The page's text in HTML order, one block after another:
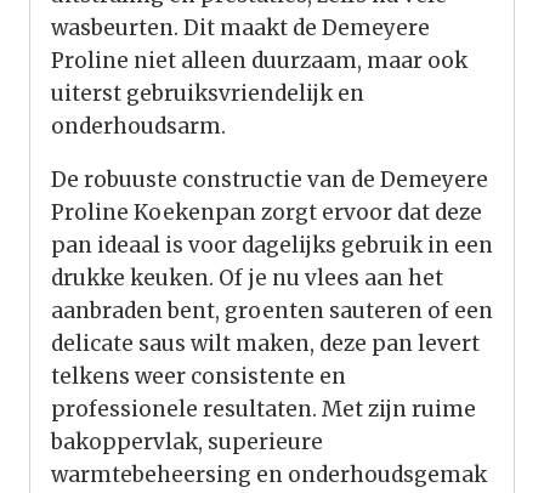
wasbeurten. Dit maakt de Demeyere
Proline niet alleen duurzaam, maar ook
uiterst gebruiksvriendelijk en
onderhoudsarm.
De robuuste constructie van de Demeyere
Proline Koekenpan zorgt ervoor dat deze
pan ideaal is voor dagelijks gebruik in een
drukke keuken. Of je nu vlees aan het
aanbraden bent, groenten sauteren of een
delicate saus wilt maken, deze pan levert
telkens weer consistente en
professionele resultaten. Met zijn ruime
bakoppervlak, superieure
warmtebeheersing en onderhoudsgemak